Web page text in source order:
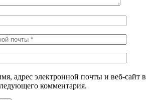
адрес электронной почты и веб-сайт в
комментария.